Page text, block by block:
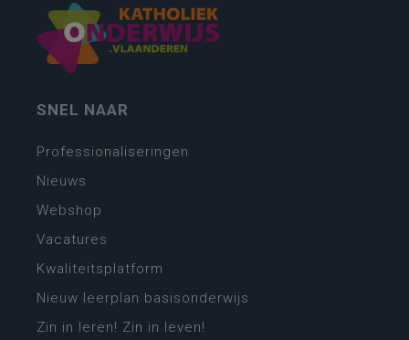
SNEL NAAR
Professionaliseringen
Nieuws
Webshop
Vacatures
Kwaliteitsplatform
Nieuw leerplan basisonderwijs
Zin in leren! Zin in leven!